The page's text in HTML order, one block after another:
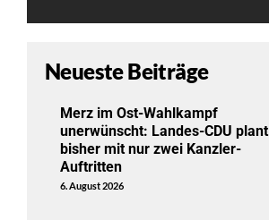
Neueste Beiträge
Merz im Ost-Wahlkampf
unerwünscht: Landes-CDU plant
bisher mit nur zwei Kanzler-
Auftritten
6. August 2026